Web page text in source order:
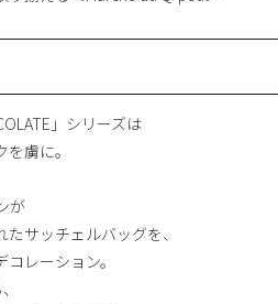
」シリーズは
虜に。
が
サッチェルバッグを、
レーション。